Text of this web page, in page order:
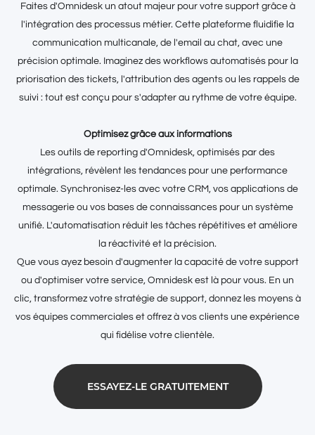
Faites d'Omnidesk un atout majeur pour votre support grâce à
l'intégration des processus métier. Cette plateforme fluidifie la
communication multicanale, de l'email au chat, avec une
précision optimale. Imaginez des workflows automatisés pour la
priorisation des tickets, l'attribution des agents ou les rappels de
suivi : tout est conçu pour s'adapter au rythme de votre équipe.
Optimisez grâce aux informations
Les outils de reporting d'Omnidesk, optimisés par des
intégrations, révèlent les tendances pour une performance
optimale. Synchronisez-les avec votre CRM, vos applications de
messagerie ou vos bases de connaissances pour un système
unifié. L'automatisation réduit les tâches répétitives et améliore
la réactivité et la précision.
Que vous ayez besoin d'augmenter la capacité de votre support
ou d'optimiser votre service, Omnidesk est là pour vous. En un
clic, transformez votre stratégie de support, donnez les moyens à
vos équipes commerciales et offrez à vos clients une expérience
qui fidélise votre clientèle.
ESSAYEZ-LE GRATUITEMENT